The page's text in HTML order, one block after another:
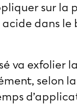
sur la
dans le
va exfolier
selon